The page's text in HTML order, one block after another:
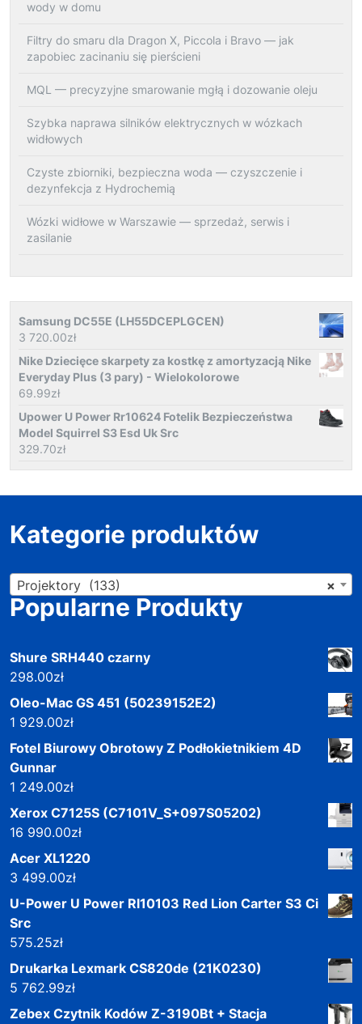
wody w domu
Filtry do smaru dla Dragon X, Piccola i Bravo — jak
zapobiec zacinaniu się pierścieni
MQL — precyzyjne smarowanie mgłą i dozowanie oleju
Szybka naprawa silników elektrycznych w wózkach
widłowych
Czyste zbiorniki, bezpieczna woda — czyszczenie i
dezynfekcja z Hydrochemią
Wózki widłowe w Warszawie — sprzedaż, serwis i
zasilanie
Samsung DC55E (LH55DCEPLGCEN)
3 720.00zł
Nike Dziecięce skarpety za kostkę z amortyzacją Nike
Everyday Plus (3 pary) - Wielokolorowe
69.99zł
Upower U Power Rr10624 Fotelik Bezpieczeństwa
Model Squirrel S3 Esd Uk Src
329.70zł
Kategorie produktów
×
Projektory (133)
Popularne Produkty
Shure SRH440 czarny
298.00zł
Oleo-Mac GS 451 (50239152E2)
1 929.00zł
Fotel Biurowy Obrotowy Z Podłokietnikiem 4D
Gunnar
1 249.00zł
Xerox C7125S (C7101V_S+097S05202)
16 990.00zł
Acer XL1220
3 499.00zł
U-Power U Power Rl10103 Red Lion Carter S3 Ci
Src
575.25zł
Drukarka Lexmark CS820de (21K0230)
5 762.99zł
Zebex Czytnik Kodów Z-3190Bt + Stacja